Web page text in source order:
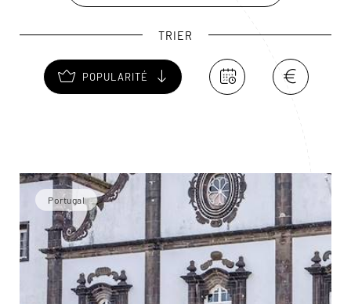
TRIER
POPULARITÉ
Portugal